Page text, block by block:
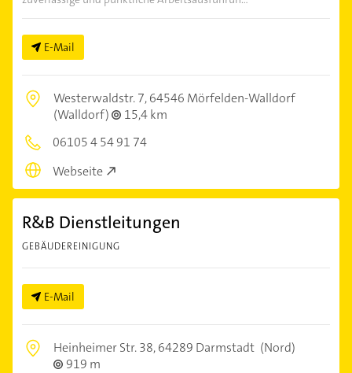
E-Mail
Westerwaldstr. 7,64546 Mörfelden-Walldorf
(Walldorf)
15,4 km
06105 4 54 91 74
Webseite
R&B Dienstleitungen
GEBÄUDEREINIGUNG
E-Mail
Heinheimer Str. 38,64289 Darmstadt (Nord)
919 m